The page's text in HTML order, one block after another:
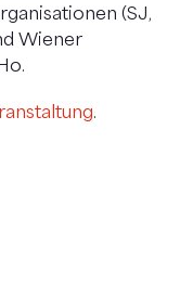
(SJ,
Wiener
.